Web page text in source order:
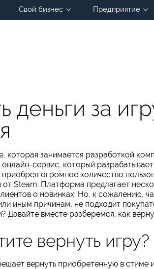
Свой бизнес Предприятие
деньги за
которая занимается разработкой
сервис, который
огромное количество
Steam. Платформа предлагает
о новинках. Но, к сожалению,
иным причинам, не подходит
Давайте вместе разберемся, как
вернуть игру?
вернуть приобретенную в стиме